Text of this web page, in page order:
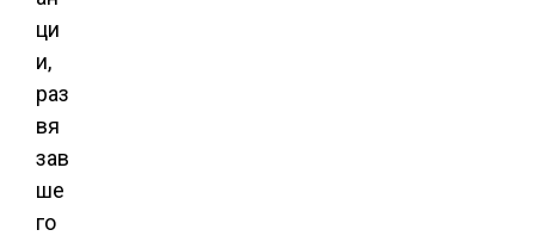
ци
и,
раз
вя
зав
ше
го